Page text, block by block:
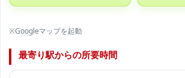
※Googleマップを起動
最寄り駅からの所要時間